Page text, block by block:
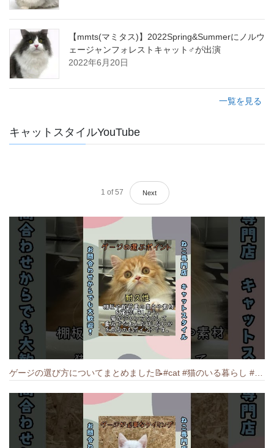
【mmts(マミタス)】2022Spring&Summerにノルウ
ェージャンフォレストキャット♂が出演
2022年6月20日
一覧を見る
キャットスタイルYouTube
1 of 57 Next